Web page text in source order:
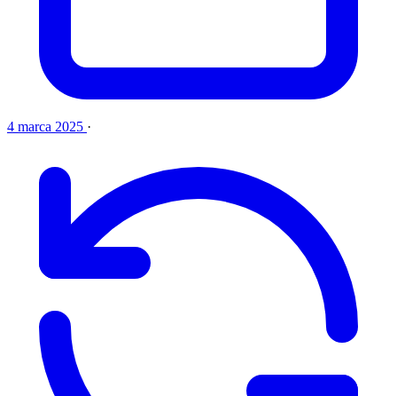
4 marca 2025 ·